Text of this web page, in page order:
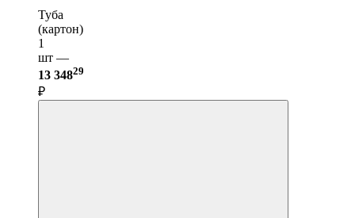
Туба
(картон)
1
шт —
13 34829
₽